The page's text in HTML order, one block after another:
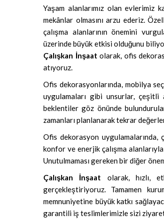
Yaşam alanlarımız olan evlerimiz
mekânlar olmasını arzu ederiz.
çalışma alanlarının önemini
üzerinde büyük etkisi olduğunu
Çalışkan İnşaat olarak, ofis
atıyoruz.
Ofis dekorasyonlarında, mobilya
uygulamaları gibi unsurlar,
beklentiler göz önünde
zamanları planlanarak tekrar
Ofis dekorasyon uygulamalarında,
konfor ve enerjik çalışma
Unutulmaması gereken bir diğer
Çalışkan İnşaat olarak, hızlı,
gerçekleştiriyoruz. Tamamen
memnuniyetine büyük katkı
garantili iş teslimlerimizle sizi